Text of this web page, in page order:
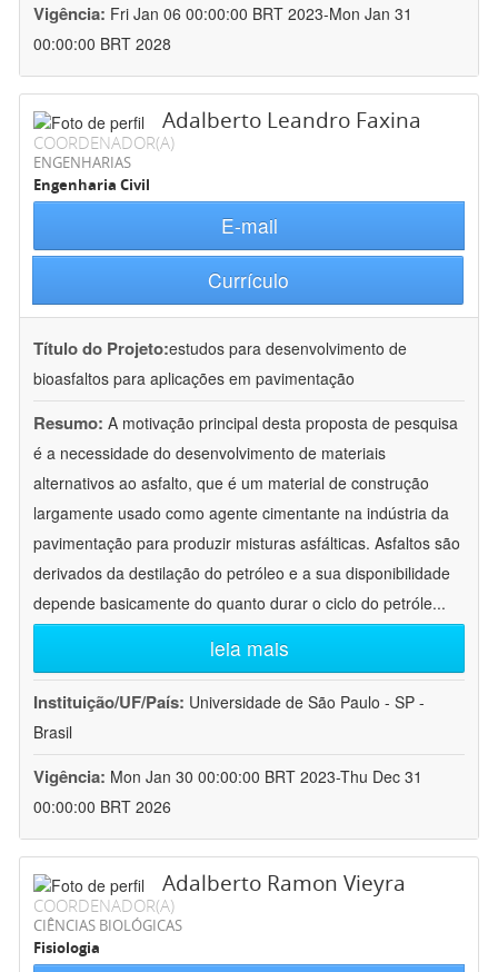
Vigência: Fri Jan 06 00:00:00 BRT 2023-Mon Jan 31
00:00:00 BRT 2028
Adalberto Leandro Faxina
COORDENADOR(A)
ENGENHARIAS
Engenharia Civil
E-mail
Currículo
Título do Projeto:estudos para desenvolvimento de
bioasfaltos para aplicações em pavimentação
Resumo: A motivação principal desta proposta de pesquisa
é a necessidade do desenvolvimento de materiais
alternativos ao asfalto, que é um material de construção
largamente usado como agente cimentante na indústria da
pavimentação para produzir misturas asfálticas. Asfaltos são
derivados da destilação do petróleo e a sua disponibilidade
depende basicamente do quanto durar o ciclo do petróle...
leia mais
Instituição/UF/País: Universidade de São Paulo - SP -
Brasil
Vigência: Mon Jan 30 00:00:00 BRT 2023-Thu Dec 31
00:00:00 BRT 2026
Adalberto Ramon Vieyra
COORDENADOR(A)
CIÊNCIAS BIOLÓGICAS
Fisiologia